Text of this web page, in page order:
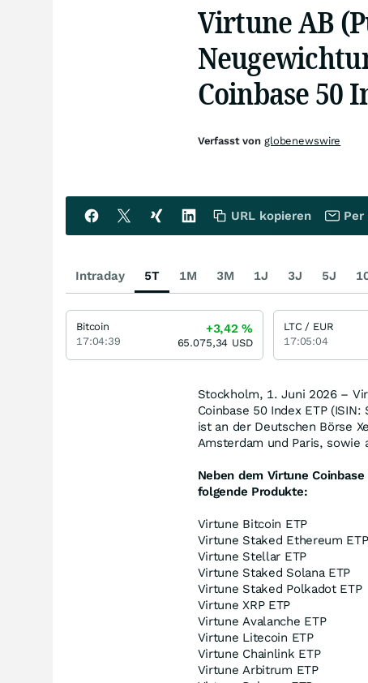
Virtune AB
Coinbase 50
Stockholm, 1. Juni 2026 –
Coinbase 50 Index ETP
ist an der Deutschen Börse
Amsterdam und Paris, sowie
Neben dem Virtune
folgende Produkte:
Virtune Bitcoin ETP
Virtune Staked Ethereum ETP
Virtune Stellar ETP
Virtune Staked Solana ETP
Virtune Staked Polkadot ETP
Virtune XRP ETP
Virtune Avalanche ETP
Virtune Litecoin ETP
Virtune Chainlink ETP
Virtune Arbitrum ETP
Verfasst von globenewswire
URL kopieren
Intraday 5T 1M 3M 1J 3J 5J
Bitcoin
17:04:39
+3,42%
65.075,34 USD
LTC / EUR
17:05:04